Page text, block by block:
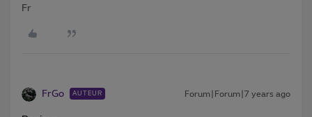
Fr
FrGo AUTEUR Forum|Forum|7 years ago